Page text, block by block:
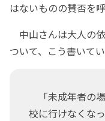
はないものの賛否を呼
中山さんは大人の
ついて、こう書いてい
「未成年者の
校に行けなくな